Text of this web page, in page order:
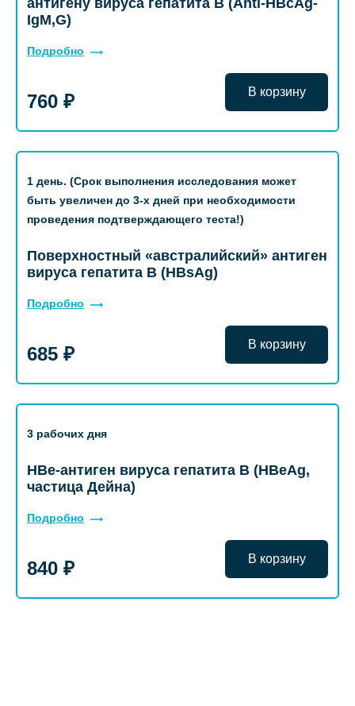
антигену вируса гепатита B (Anti-HBcAg-
IgM,G)
Подробно
760 ₽ В корзину
1 день. (Срок выполнения исследования может
быть увеличен до 3-х дней при необходимости
проведения подтверждающего теста!)
Поверхностный «австралийский» антиген
вируса гепатита B (HBsAg)
Подробно
685 ₽ В корзину
3 рабочих дня
HBe-антиген вируса гепатита B (HBeAg,
частица Дейна)
Подробно
840 ₽ В корзину